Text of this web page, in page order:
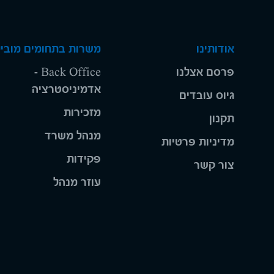
אודותינו
פרסם אצלנו
גיוס עובדים
תקנון
מדיניות פרטיות
צור קשר
משרות בתחומים
Back Office -
אדמיניסטרציה
מזכירות
מנהל משרד
פקידות
עוזר מנהל